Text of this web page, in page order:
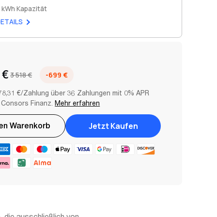
kWh Kapazität
3 518 € -699 €
€/Zahlung über 36 Zahlungen mit 0% APR
Finanz. Mehr erfahren
Warenkorb Jetzt Kaufen